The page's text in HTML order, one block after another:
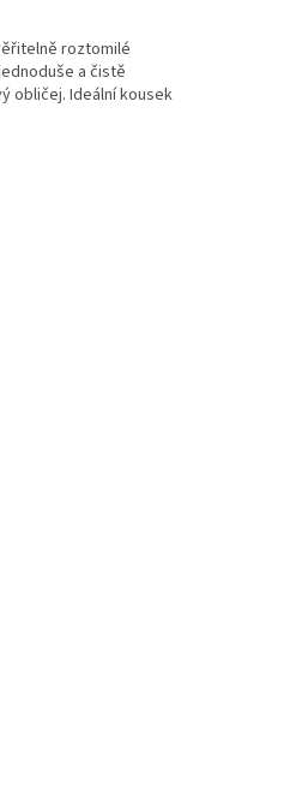
roztomilé
a čistě
obličej. Ideální kousek